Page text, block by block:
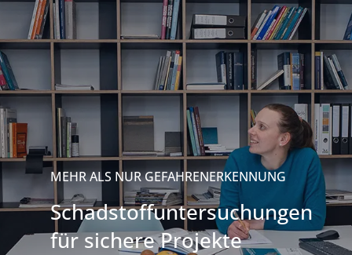
MEHR ALS NUR GEFAHRENERKENNUNG
Schadstoffuntersuchungen
für sichere Projekte